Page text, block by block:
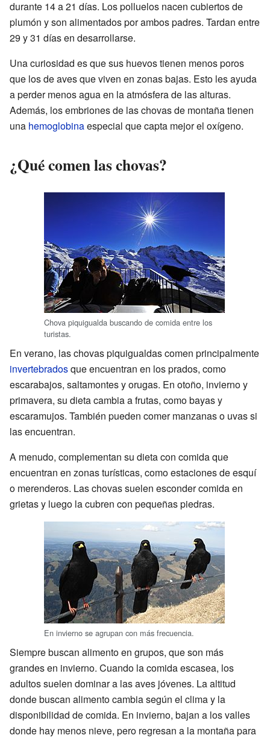
durante 14 a 21 días. Los polluelos nacen cubiertos de
plumón y son alimentados por ambos padres. Tardan entre
29 y 31 días en desarrollarse.
Una curiosidad es que sus huevos tienen menos poros
que los de aves que viven en zonas bajas. Esto les ayuda
a perder menos agua en la atmósfera de las alturas.
Además, los embriones de las chovas de montaña tienen
una hemoglobinaespecial que capta mejor el oxígeno.
¿Qué comen las chovas?
Chova piquigualda buscando de comida entre los
turistas.
En verano, las chovas piquigualdas comen principalmente
invertebradosque encuentran en los prados, como
escarabajos, saltamontes y orugas. En otoño, invierno y
primavera, su dieta cambia a frutas, como bayas y
escaramujos. También pueden comer manzanas o uvas si
las encuentran.
A menudo, complementan su dieta con comida que
encuentran en zonas turísticas, como estaciones de esquí
o merenderos. Las chovas suelen esconder comida en
grietas y luego la cubren con pequeñas piedras.
En invierno se agrupan con más frecuencia.
Siempre buscan alimento en grupos, que son más
grandes en invierno. Cuando la comida escasea, los
adultos suelen dominar a las aves jóvenes. La altitud
donde buscan alimento cambia según el clima y la
disponibilidad de comida. En invierno, bajan a los valles
donde hay menos nieve, pero regresan a la montaña para